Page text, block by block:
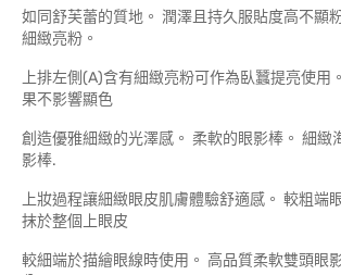
如同舒芙蕾的質地。 潤澤且持久服貼度高不顯
細緻亮粉。
上排左側(A)含有細緻亮粉可作為臥蠶提亮使用
果不影響顯色
創造優雅細緻的光澤感。 柔軟的眼影棒。 細緻
影棒.
上妝過程讓細緻眼皮肌膚體驗舒適感。 較粗端
抹於整個上眼皮
較細端於描繪眼線時使用。 高品質柔軟雙頭眼